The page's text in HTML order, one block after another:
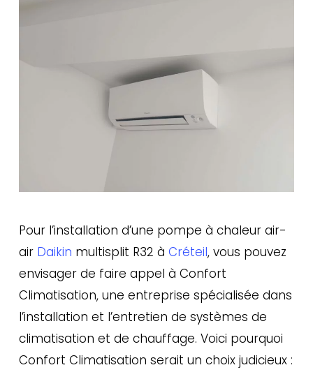
Pour l’installation d’une pompe à chaleur air-
air Daikin multisplit R32 à Créteil, vous pouvez
envisager de faire appel à Confort
Climatisation, une entreprise spécialisée dans
l’installation et l’entretien de systèmes de
climatisation et de chauffage. Voici pourquoi
Confort Climatisation serait un choix judicieux :